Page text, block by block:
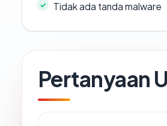
Tidak ada tanda malware
Pertanyaan